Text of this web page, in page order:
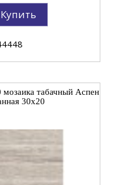
Купить
мозаика табачный Аспен
30x20